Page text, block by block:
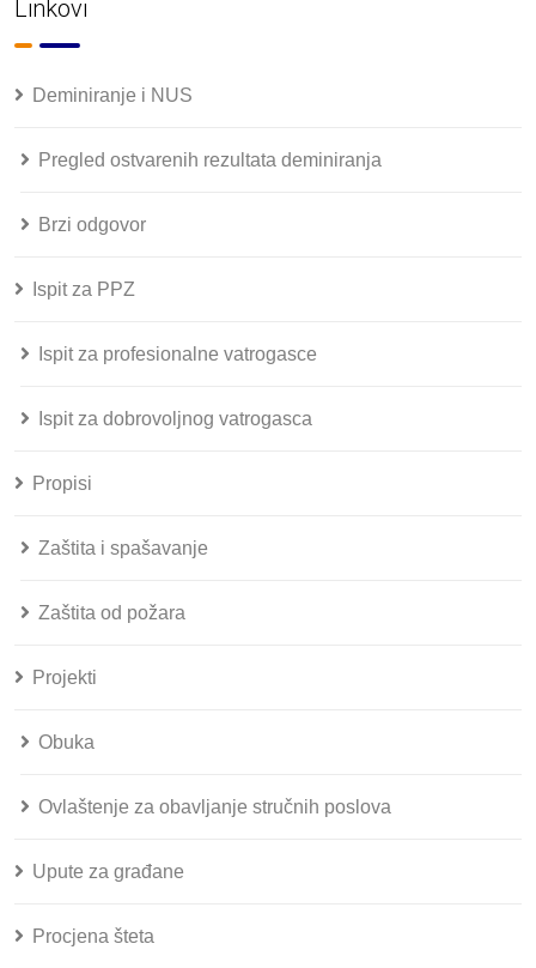
Linkovi
Deminiranje i NUS
Pregled ostvarenih rezultata deminiranja
Brzi odgovor
Ispit za PPZ
Ispit za profesionalne vatrogasce
Ispit za dobrovoljnog vatrogasca
Propisi
Zaštita i spašavanje
Zaštita od požara
Projekti
Obuka
Ovlaštenje za obavljanje stručnih poslova
Upute za građane
Procjena šteta